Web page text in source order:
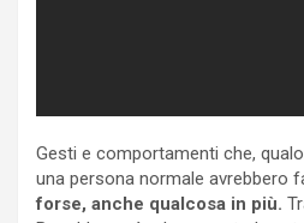
Gesti e comportamenti che,
una persona normale avrebbero
forse, anche qualcosa in più.